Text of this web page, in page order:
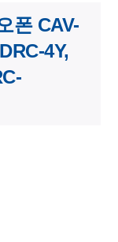
폰 CAV-
4Y,